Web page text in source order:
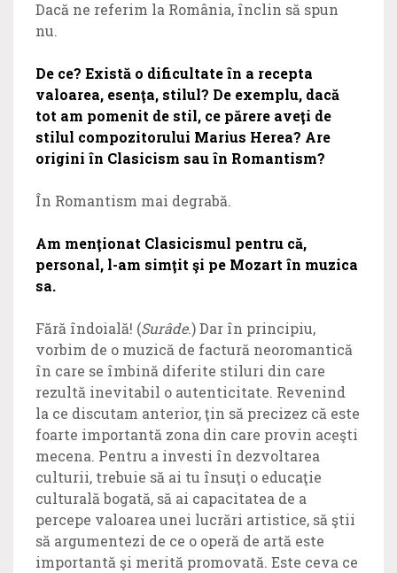
Dacă ne referim la România, înclin să spun
nu.
De ce? Există o dificultate în a recepta
valoarea, esenţa, stilul? De exemplu, dacă
tot am pomenit de stil, ce părere aveţi de
stilul compozitorului Marius Herea? Are
origini în Clasicism sau în Romantism?
În Romantism mai degrabă.
Am menţionat Clasicismul pentru că,
personal, l-am simţit şi pe Mozart în muzica
sa.
Fără îndoială! (Surâde.) Dar în principiu,
vorbim de o muzică de factură neoromantică
în care se îmbină diferite stiluri din care
rezultă inevitabil o autenticitate. Revenind
la ce discutam anterior, ţin să precizez că este
foarte importantă zona din care provin aceşti
mecena. Pentru a investi în dezvoltarea
culturii, trebuie să ai tu însuţi o educaţie
culturală bogată, să ai capacitatea de a
percepe valoarea unei lucrări artistice, să ştii
să argumentezi de ce o operă de artă este
importantă şi merită promovată. Este ceva ce